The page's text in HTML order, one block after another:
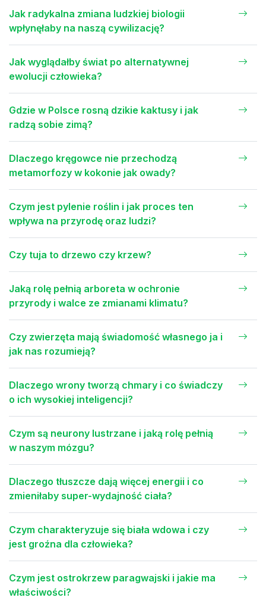
Jak radykalna zmiana ludzkiej biologii
wpłynęłaby na naszą cywilizację?
Jak wyglądałby świat po alternatywnej
ewolucji człowieka?
Gdzie w Polsce rosną dzikie kaktusy i jak
radzą sobie zimą?
Dlaczego kręgowce nie przechodzą
metamorfozy w kokonie jak owady?
Czym jest pylenie roślin i jak proces ten
wpływa na przyrodę oraz ludzi?
Czy tuja to drzewo czy krzew?
Jaką rolę pełnią arboreta w ochronie
przyrody i walce ze zmianami klimatu?
Czy zwierzęta mają świadomość własnego ja i
jak nas rozumieją?
Dlaczego wrony tworzą chmary i co świadczy
o ich wysokiej inteligencji?
Czym są neurony lustrzane i jaką rolę pełnią
w naszym mózgu?
Dlaczego tłuszcze dają więcej energii i co
zmieniłaby super-wydajność ciała?
Czym charakteryzuje się biała wdowa i czy
jest groźna dla człowieka?
Czym jest ostrokrzew paragwajski i jakie ma
właściwości?